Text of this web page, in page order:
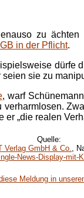
zu
in der Pflicht.
dürfe
sie zu
, warf
er „die realen
Quelle:
Verlag GmbH & Co.,
News-Display-mit-
Meldung in